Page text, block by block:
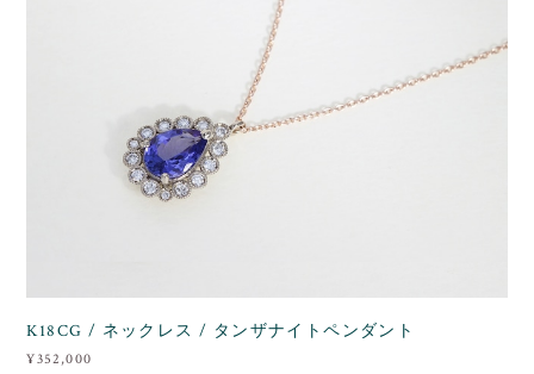
K18CG / ネックレス / タンザナイトペンダント
¥352,000